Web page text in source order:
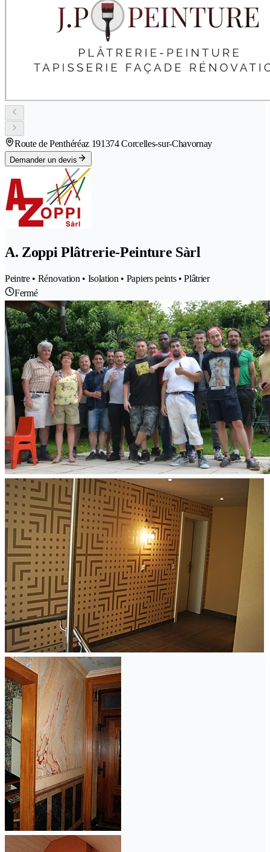
Route de Penthéréaz 191374 Corcelles-sur-Chavornay
Demander un devis
A. Zoppi Plâtrerie-Peinture Sàrl
Peintre • Rénovation • Isolation • Papiers peints • Plâtrier
Fermé